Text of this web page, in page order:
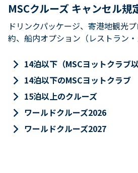
MSCクルーズ キャンセル規
ドリンクパッケージ、寄港地観光
約、船内オプション（レストラン・
keyboard_arrow_right 14泊以下（MSCヨットクラブ以
keyboard_arrow_right 14泊以下のMSCヨットクラブ
keyboard_arrow_right 15泊以上のクルーズ
keyboard_arrow_right ワールドクルーズ2026
keyboard_arrow_right ワールドクルーズ2027